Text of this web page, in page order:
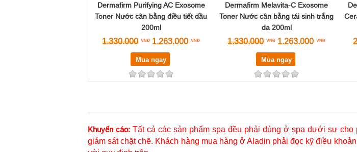
Dermafirm Purifying AC Exosome
Toner Nước cân bằng điều tiết dầu
200ml
1.330.000 1.263.000
Mua ngay
Dermafirm Melavita-C Exosome
Toner Nước cân bằng tái sinh trắng
da 200ml
1.330.000 1.263.000
Mua ngay
Khuyến cáo: Tất cả các sản phẩm spa đều phải dùng ở spa dưới sự
giám sát chặt chẽ. Khách hàng mua hàng ở Aladin phải đọc kỹ điều